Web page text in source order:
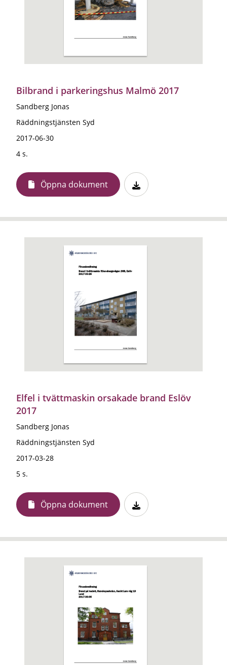
Bilbrand i parkeringshus Malmö 2017
Sandberg Jonas
Räddningstjänsten Syd
2017-06-30
4 s.
Öppna dokument
Elfel i tvättmaskin orsakade brand Eslöv
2017
Sandberg Jonas
Räddningstjänsten Syd
2017-03-28
5 s.
Öppna dokument